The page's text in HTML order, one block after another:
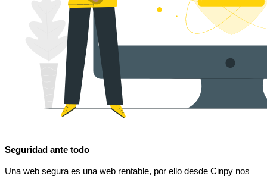
Seguridad ante todo
Una web segura es una web rentable, por ello desde Cinpy nos